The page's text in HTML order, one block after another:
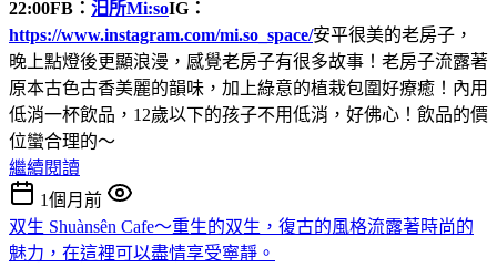
22:00FB： 汨所Mi:soIG：
https://www.instagram.com/mi.so_space/安平很美的老房子，
晚上點燈後更顯浪漫，感覺老房子有很多故事！老房子流露著
原本古色古香美麗的韻味，加上綠意的植栽包圍好療癒！內用
低消一杯飲品，12歲以下的孩子不用低消，好佛心！飲品的價
位蠻合理的～
繼續閱讀
1個月前
双生 Shuànsên Cafe～重生的双生，復古的風格流露著時尚的
魅力，在這裡可以盡情享受寧靜。